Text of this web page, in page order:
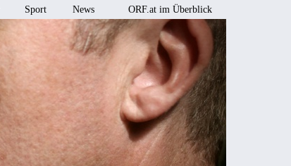
Sport News ORF.at im Überblick